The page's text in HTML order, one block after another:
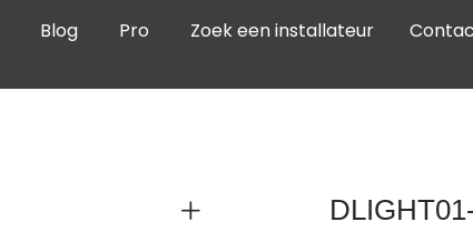
Blog Pro Zoek een installateur